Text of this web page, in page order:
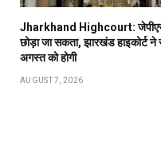
Jharkhand Highcourt:
छोड़ा जा सकता, झारखंड हाइकोर्ट
अगस्त को होगी
AUGUST 7, 2026